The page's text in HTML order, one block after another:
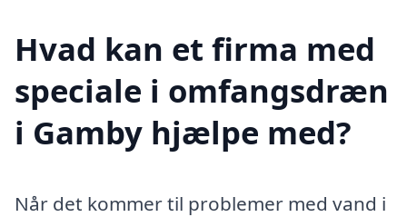
Hvad kan et firma med
speciale i omfangsdræn
i Gamby hjælpe med?
Når det kommer til problemer med vand i